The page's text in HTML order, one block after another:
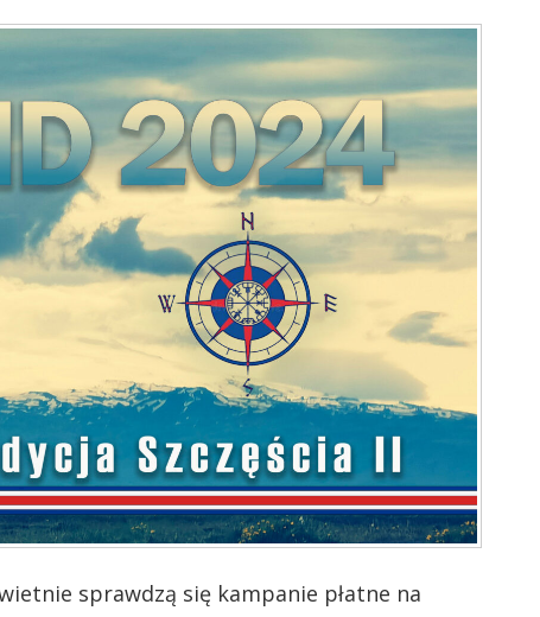
sprawdzą się kampanie płatne na